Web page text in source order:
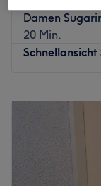
Damen
20 Min.
Schnellansicht